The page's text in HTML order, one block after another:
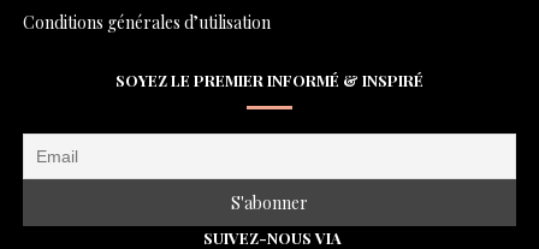
Conditions générales d’utilisation
SOYEZ LE PREMIER INFORMÉ & INSPIRÉ
SUIVEZ-NOUS VIA